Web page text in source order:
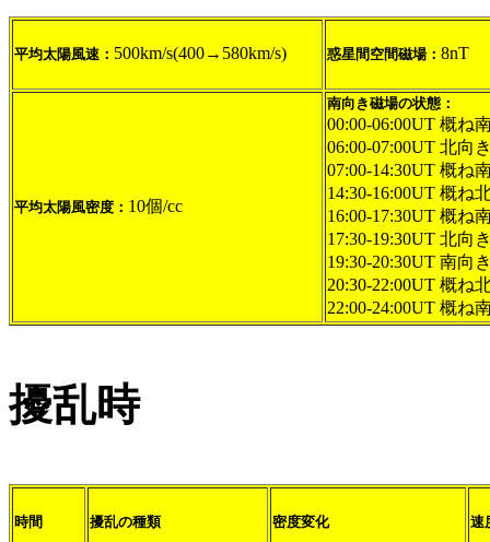
平均太陽風速： 500km/s(400→580km/s) 惑星間空間磁場： 8nT
平均太陽風密度： 10個/cc
南向き磁場の状態：
00:00-06:00UT 概ね
06:00-07:00UT 北向
07:00-14:30UT 概ね
14:30-16:00UT 概ね
16:00-17:30UT 概ね
17:30-19:30UT 北向
19:30-20:30UT 南向
20:30-22:00UT 概ね
22:00-24:00UT 概ね
擾乱時
時間 擾乱の種類 密度変化 速